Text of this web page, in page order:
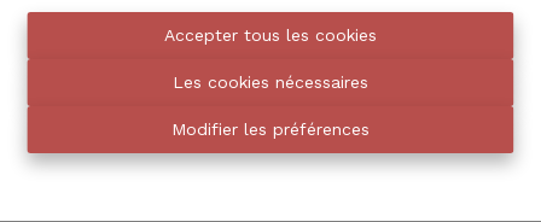
Accepter tous les cookies
Les cookies nécessaires
Modifier les préférences
responsables.
Propriété intellectuelle.
intellectuelle tels que régis par la loi applicable en la
matière s'appliquent au contenu de ce site Web. Le
contenu de ce site est notamment protégé par le